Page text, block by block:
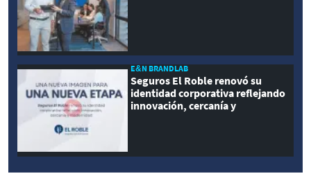
E&N BRANDLAB
Seguros El Roble renovó su
identidad corporativa reflejando
innovación, cercanía y